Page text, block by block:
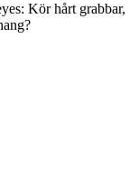
Kör hårt grabbar,